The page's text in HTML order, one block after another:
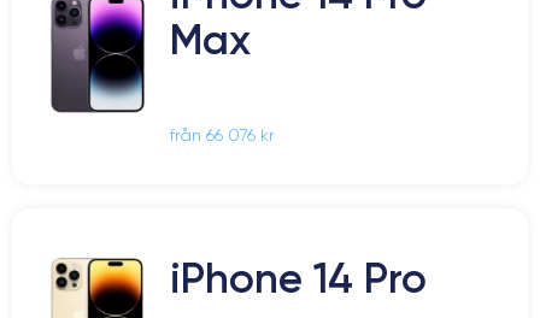
Max
från 66 076 kr
iPhone 14 Pro